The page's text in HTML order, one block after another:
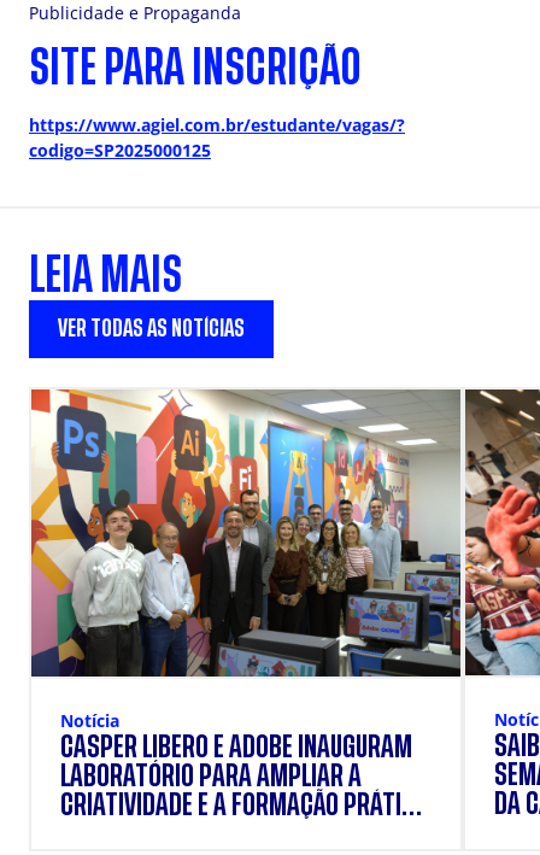
Publicidade e Propaganda
SITE PARA INSCRIÇÃO
https://www.agiel.com.br/estudante/vagas/?
codigo=SP2025000125
LEIA MAIS
VER TODAS AS NOTÍCIAS
Notícia
CÁSPER LÍBERO E ADOBE INAUGURAM
LABORATÓRIO PARA AMPLIAR A
CRIATIVIDADE E A FORMAÇÃO PRÁTICA
DA